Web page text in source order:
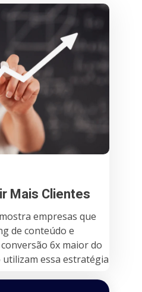
Mais Clientes
empresas que
de conteúdo e
6x maior do
essa estratégia